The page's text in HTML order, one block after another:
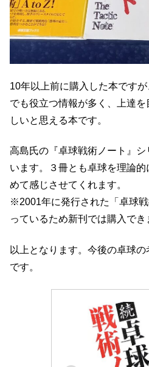
10年以上前に購入した本です
でも役立つ情報が多く、上達
しいと思える本です。
高島氏の『卓球戦術ノート』
います。３冊とも卓球を理論
めて感じさせてくれます。
※2001年に発行された「卓球
っているため新刊では購入でき
以上となります。今後の卓球
です。